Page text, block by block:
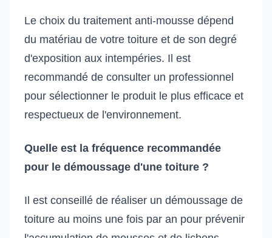
Le choix du traitement anti-mousse dépend
du matériau de votre toiture et de son degré
d'exposition aux intempéries. Il est
recommandé de consulter un professionnel
pour sélectionner le produit le plus efficace et
respectueux de l'environnement.
Quelle est la fréquence recommandée
pour le démoussage d'une toiture ?
Il est conseillé de réaliser un démoussage de
toiture au moins une fois par an pour prévenir